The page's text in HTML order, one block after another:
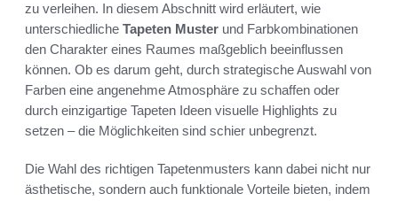
zu verleihen. In diesem Abschnitt wird erläutert, wie
unterschiedliche Tapeten Muster und Farbkombinationen
den Charakter eines Raumes maßgeblich beeinflussen
können. Ob es darum geht, durch strategische Auswahl von
Farben eine angenehme Atmosphäre zu schaffen oder
durch einzigartige Tapeten Ideen visuelle Highlights zu
setzen – die Möglichkeiten sind schier unbegrenzt.
Die Wahl des richtigen Tapetenmusters kann dabei nicht nur
ästhetische, sondern auch funktionale Vorteile bieten, indem